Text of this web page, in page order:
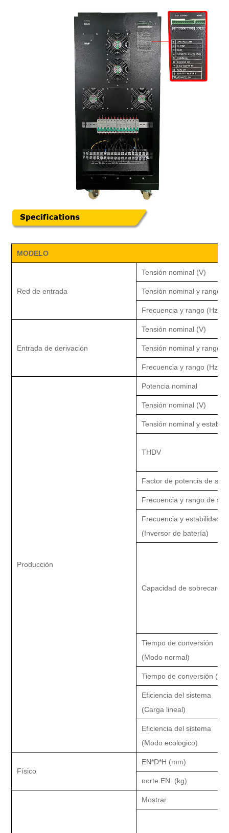
MODELO
Red de entrada
Tensión nominal (V)
Tensión nominal y rango
Frecuencia y rango (Hz)
Entrada de derivación
Tensión nominal (V)
Tensión nominal y rango
Frecuencia y rango (Hz)
Producción
Potencia nominal
Tensión nominal (V)
Tensión nominal y
THDV
Factor de potencia de
Frecuencia y rango de
Frecuencia y estabilidad
(Inversor de batería)
Capacidad de sobrecarga
Tiempo de conversión
(Modo normal)
Tiempo de conversión
Eficiencia del sistema
(Carga lineal)
Eficiencia del sistema
(Modo ecologico)
Físico
EN*D*H (mm)
norte EN (kg)
Mostrar